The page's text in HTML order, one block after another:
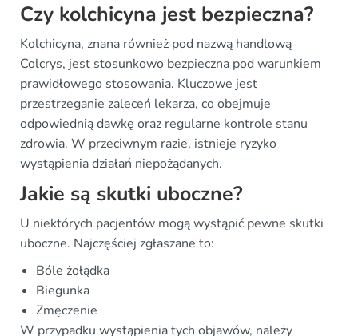
Czy kolchicyna jest bezpieczna?
Kolchicyna, znana również pod nazwą handlową
Colcrys, jest stosunkowo bezpieczna pod warunkiem
prawidłowego stosowania. Kluczowe jest
przestrzeganie zaleceń lekarza, co obejmuje
odpowiednią dawkę oraz regularne kontrole stanu
zdrowia. W przeciwnym razie, istnieje ryzyko
wystąpienia działań niepożądanych.
Jakie są skutki uboczne?
U niektórych pacjentów mogą wystąpić pewne skutki
uboczne. Najczęściej zgłaszane to:
Bóle żołądka
Biegunka
Zmęczenie
W przypadku wystąpienia tych objawów, należy